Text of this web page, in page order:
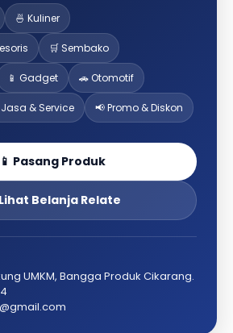
🍜 Kuliner
🛒 Sembako
📱 Gadget 🚗 Otomotif
Jasa & Service 📢 Promo & Diskon
📱 Pasang Produk
Belanja Relate
UMKM, Bangga Produk Cikarang.